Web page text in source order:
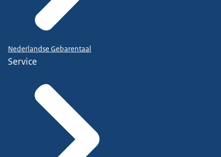
Nederlandse Gebarentaal
Service